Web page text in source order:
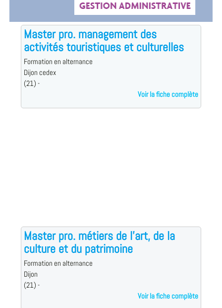
Master pro. management des
activités touristiques et culturelles
Formation en alternance
Dijon cedex
(21) -
Voir la fiche complète
Master pro. métiers de l'art, de la
culture et du patrimoine
Formation en alternance
Dijon
(21) -
Voir la fiche complète